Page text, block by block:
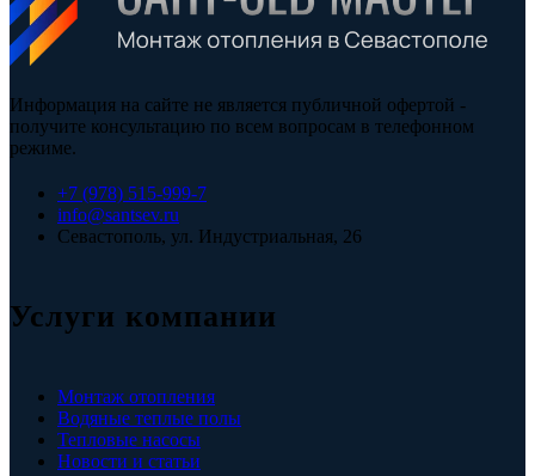
Информация на сайте не является публичной офертой -
получите консультацию по всем вопросам в телефонном
режиме.
+7 (978) 515-999-7
info@santsev.ru
Севастополь, ул. Индустриальная, 26
Услуги компании
Монтаж отопления
Водяные теплые полы
Тепловые насосы
Новости и статьи